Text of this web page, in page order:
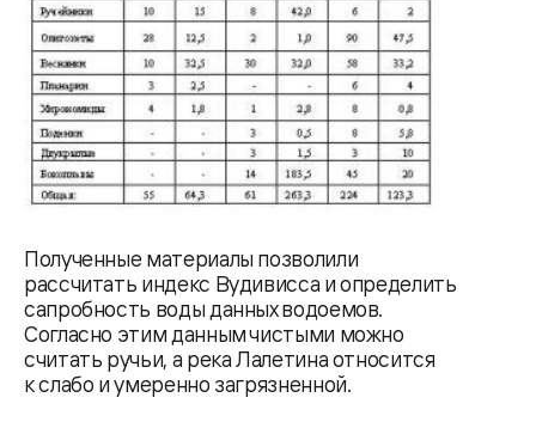
Полученные материалы позволили
рассчитать индекс Вудивисса и определить
сапробность воды данных водоемов.
Согласно этим данным чистыми можно
считать ручьи, а река Лалетина относится
к слабо и умеренно загрязненной.